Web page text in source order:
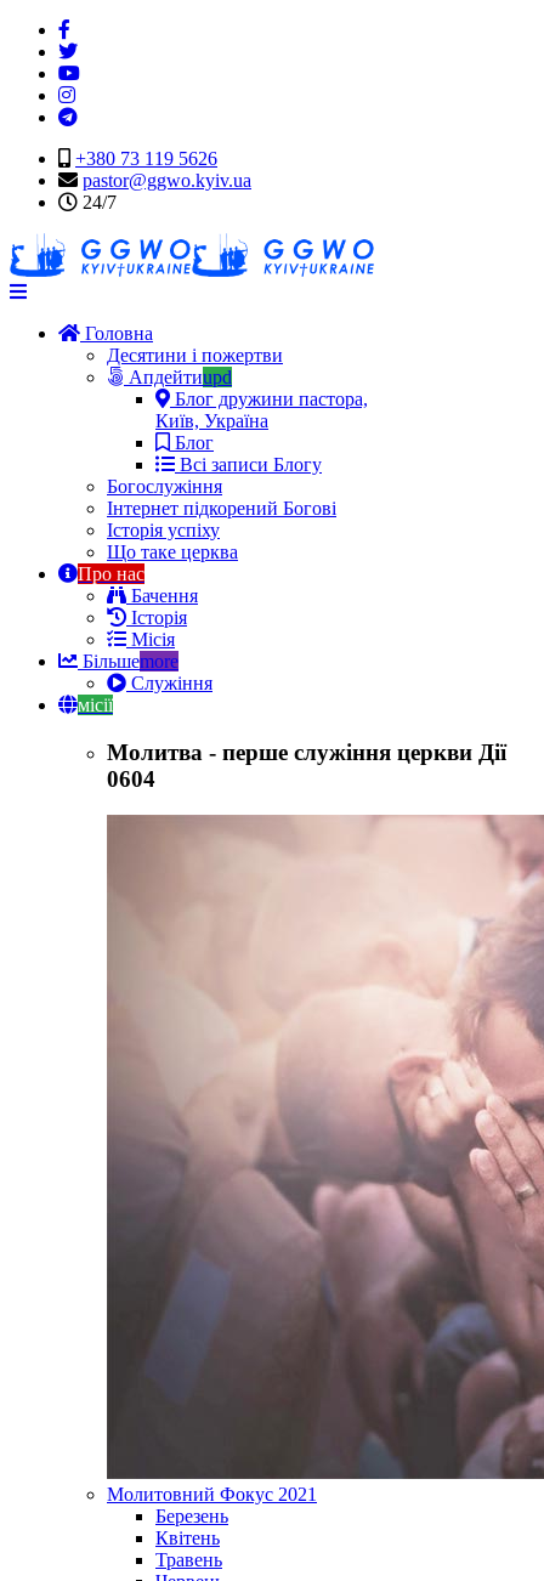
+380 73 119 5626
pastor@ggwo.kyiv.ua
24/7
Navigation
Головна
Десятини і пожертви
Апдейтиupd
Блог дружини пастора,
Київ, Україна
Блог
Всі записи Блогу
Богослужіння
Інтернет підкорений Богові
Історія успіху
Що таке церква
Про нас
Бачення
Історія
Місія
Більшеmore
Служіння
місії
Молитва - перше служіння церкви Дії
0604
Молитовний Фокус 2021
Березень
Квітень
Травень